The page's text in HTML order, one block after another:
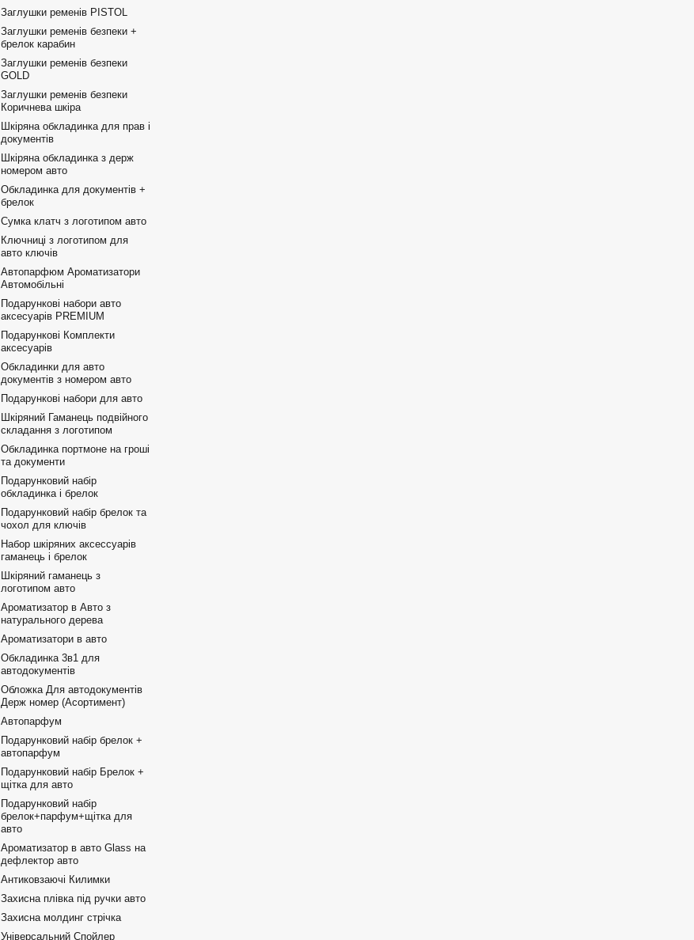
Заглушки ременів PISTOL
Заглушки ременів безпеки +
брелок карабин
Заглушки ременів безпеки
GOLD
Заглушки ременів безпеки
Коричнева шкіра
Шкіряна обкладинка для прав і
документів
Шкіряна обкладинка з держ
номером авто
Обкладинка для документів +
брелок
Сумка клатч з логотипом авто
Ключниці з логотипом для
авто ключів
Автопарфюм Ароматизатори
Автомобільні
Подарункові набори авто
аксесуарів PREMIUM
Подарункові Комплекти
аксесуарів
Обкладинки для авто
документів з номером авто
Подарункові набори для авто
Шкіряний Гаманець подвійного
складання з логотипом
Обкладинка портмоне на гроші
та документи
Подарунковий набір
обкладинка і брелок
Подарунковий набір брелок та
чохол для ключів
Набор шкіряних аксессуарів
гаманець і брелок
Шкіряний гаманець з
логотипом авто
Ароматизатор в Авто з
натурального дерева
Ароматизатори в авто
Обкладинка 3в1 для
автодокументів
Обложка Для автодокументів
Держ номер (Асортимент)
Автопарфум
Подарунковий набір брелок +
автопарфум
Подарунковий набір Брелок +
щітка для авто
Подарунковий набір
брелок+парфум+щітка для
авто
Ароматизатор в авто Glass на
дефлектор авто
Антиковзаючі Килимки
Захисна плівка під ручки авто
Захисна молдинг стрічка
Універсальний Спойлер